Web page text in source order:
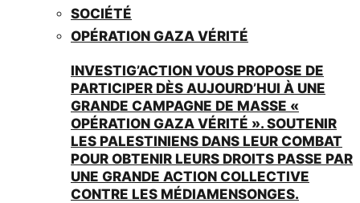
SOCIÉTÉ
OPÉRATION GAZA VÉRITÉ
INVESTIG’ACTION VOUS PROPOSE DE
PARTICIPER DÈS AUJOURD’HUI À UNE
GRANDE CAMPAGNE DE MASSE «
OPÉRATION GAZA VÉRITÉ ». SOUTENIR
LES PALESTINIENS DANS LEUR COMBAT
POUR OBTENIR LEURS DROITS PASSE PAR
UNE GRANDE ACTION COLLECTIVE
CONTRE LES MÉDIAMENSONGES.